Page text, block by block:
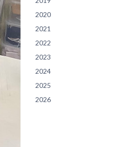
2020
2021
2022
2023
2024
2025
2026